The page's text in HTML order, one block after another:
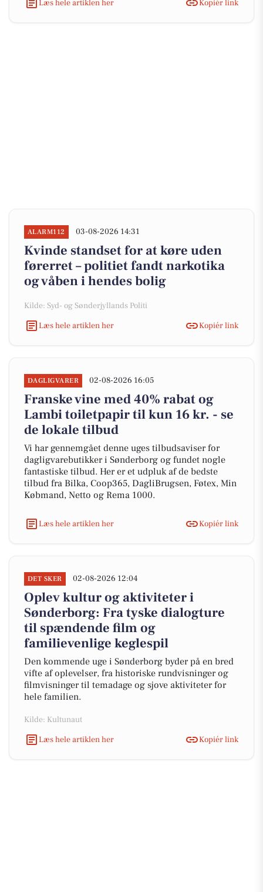
Læs hele artiklen her
Kopiér link
ALARM112 03-08-2026 14:31
Kvinde standset for at køre uden
førerret – politiet fandt narkotika
og våben i hendes bolig
Kilde: Syd- og Sønderjyllands Politi
Læs hele artiklen her
Kopiér link
DAGLIGVARER 02-08-2026 16:05
Franske vine med 40% rabat og
Lambi toiletpapir til kun 16 kr. - se
de lokale tilbud
Vi har gennemgået denne uges tilbudsaviser for
dagligvarebutikker i Sønderborg og fundet nogle
fantastiske tilbud. Her er et udpluk af de bedste
tilbud fra Bilka, Coop365, DagliBrugsen, Føtex, Min
Købmand, Netto og Rema 1000.
Læs hele artiklen her Kopiér link
DET SKER 02-08-2026 12:04
Oplev kultur og aktiviteter i
Sønderborg: Fra tyske dialogture
til spændende film og
familievenlige keglespil
Den kommende uge i Sønderborg byder på en bred
vifte af oplevelser, fra historiske rundvisninger og
filmvisninger til temadage og sjove aktiviteter for
hele familien.
Kilde: Kultunaut
Læs hele artiklen her
Kopiér link